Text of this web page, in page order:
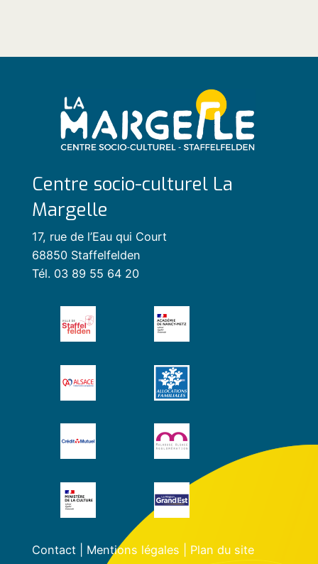
Centre socio-culturel La
Margelle
17, rue de l’Eau qui Court
68850 Staffelfelden
Tél. 03 89 55 64 20
Contact| Mentions légales Plan du site